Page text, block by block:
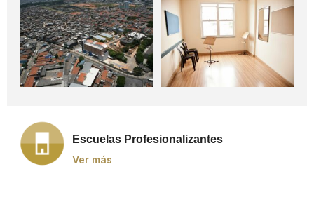
Escuelas Profesionalizantes
Ver más